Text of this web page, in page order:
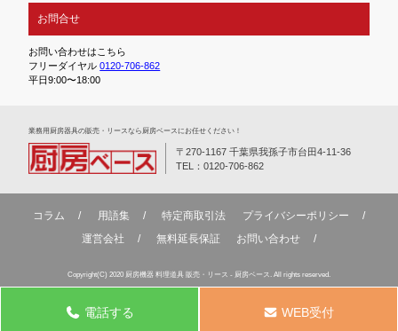
お問合せ
お問い合わせはこちら
フリーダイヤル0120-706-862
平日9:00〜18:00
業務⽤厨房器具の販売・リースなら厨房ベースにお任せください！
〒270-1167 千葉県我孫子市台田4-11-36
TEL：0120-706-862
コラム 用語集 特定商取引法
プライバシーポリシー
運営会社
無料延⻑保証 お問い合わせ
Copyright(C) 2020 厨房機器 料理道具 販売・リース - 厨房ベース. All rights reserved.
電話する WEB受付